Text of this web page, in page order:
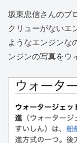
坂東忠信さんのブ
クリューがないエ
ようなエンジンな
ンジンの写真をウ